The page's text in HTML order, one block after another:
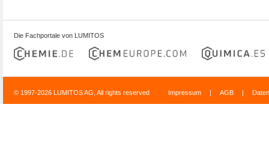
Die Fachportale von LUMITOS
© 1997-2026 LUMITOS AG, All rights reserved Impressum | AGB |